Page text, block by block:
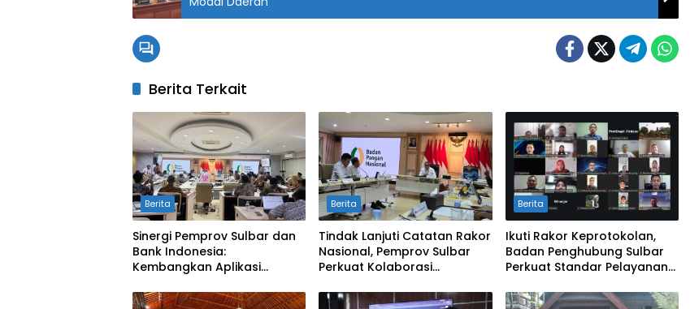
Berita Terkait
Berita
Sinergi Pemprov Sulbar dan
Bank Indonesia:
Kembangkan Aplikasi
Harga Pangan
Berita
Tindak Lanjuti Catatan Rakor
Nasional, Pemprov Sulbar
Perkuat Kolaborasi
BSPS
Berita
Ikuti Rakor Keprotokolan,
Badan Penghubung Sulbar
Perkuat Standar Pelayanan